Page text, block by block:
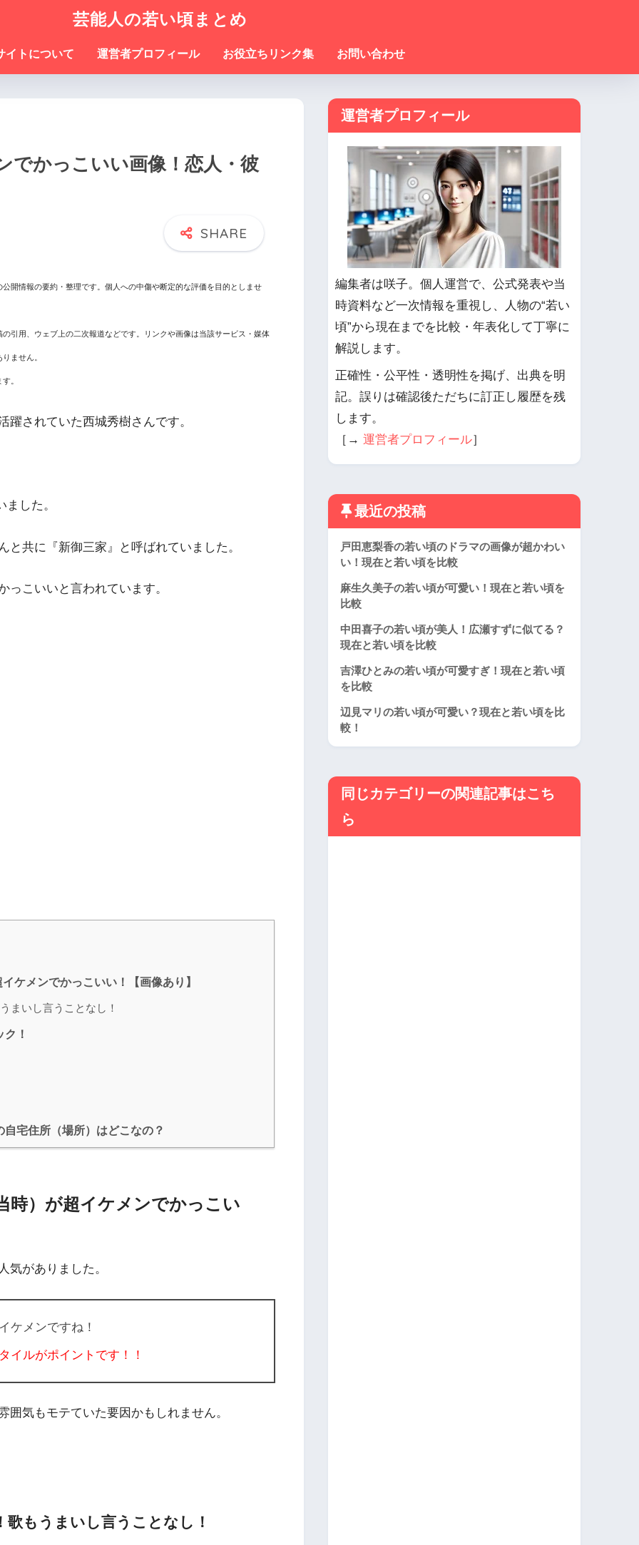
芸能人の若い頃まとめ
イトについて 運営者プロフィール お役立ちリンク集 お問い合わせ
でかっこいい画像！恋人・彼
開情報の要約・整理です。個人への中傷や断定的な評価を目的としませ
引用、ウェブ上の二次報道などです。リンクや画像は当該サービス・媒体
ません。
。
されていた西城秀樹さんです。
した。
共に『新御三家』と呼ばれていました。
っこいいと言われています。
ケメンでかっこいい！【画像あり】
まいし言うことなし！
！
宅住所（場所）はどこなの？
時）が超イケメンでかっこい
気がありました。
ケメンですね！
イルがポイントです！！
気もモテていた要因かもしれません。
もうまいし言うことなし！
運営者プロフィール
編集者は咲子。個人運営で、公式発表や当
時資料など一次情報を重視し、人物の“若い
頃”から現在までを比較・年表化して丁寧に
解説します。
正確性・公平性・透明性を掲げ、出典を明
記。誤りは確認後ただちに訂正し履歴を残
します。
［→ 運営者プロフィール］
最近の投稿
戸田恵梨香の若い頃のドラマの画像が超かわい
い！現在と若い頃を比較
麻生久美子の若い頃が可愛い！現在と若い頃を
比較
中田喜子の若い頃が美人！広瀬すずに似てる？
現在と若い頃を比較
吉澤ひとみの若い頃が可愛すぎ！現在と若い頃
を比較
辺見マリの若い頃が可愛い？現在と若い頃を比
較！
同じカテゴリーの関連記事はこち
ら